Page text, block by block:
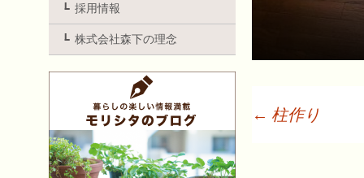
← 柱作り
採用情報
株式会社森下の理念